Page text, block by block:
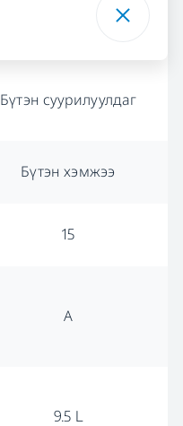
Бүтэн суурилуулдаг
Бүтэн хэмжээ
15
А
9.5 L